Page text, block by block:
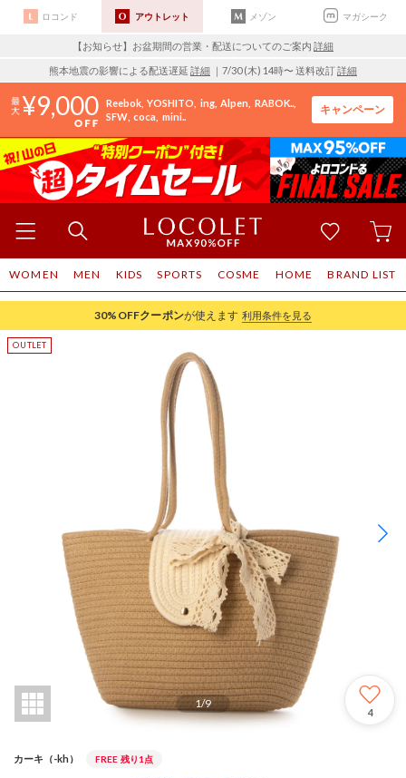
ロコンド アウトレット メゾン マガシーク
【お知らせ】お盆期間の営業・配送についてのご案内 詳細
熊本地震の影響による配送遅延 詳細 ｜7/30 (木) 14時〜 送料改訂詳細
9,000 Reebok YOSHITO ing Alpen
RABOK..
SFW coca mini..
キャンペーン
WOMEN MEN KIDS SPORTS COSME HOME BRAND LIST
30%OFFクーポンが使えます 利用条件を見る
1/9
4
カーキ（-kh） FREE 残り1点